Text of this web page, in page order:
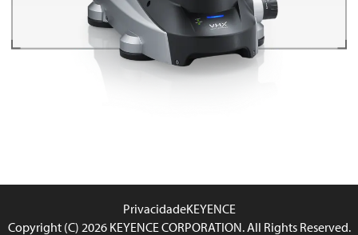
PrivacidadeKEYENCE
Copyright (C) 2026 KEYENCE CORPORATION. All Rights Reserved.